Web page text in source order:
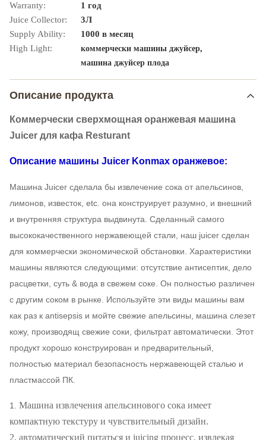
Warranty:
1 год
Juice Collector:
3Л
Supply Ability:
1000 в месяц
High Light:
коммерчески машины джуйсер,
машина джуйсер плода
Описание продукта
Коммерчески сверхмощная оранжевая машина
Juicer для кафа Resturant
Описание машины Juicer Konmax оранжевое:
Машина Juicer сделала бы извлечение сока от апельсинов,
лимонов, известок, etc. она конструирует разумно, и внешний
и внутренняя структура выдвинута. Сделанный самого
высококачественного нержавеющей стали, наш juicer сделан
для коммерчески экономической обстановки. Характеристики
машины являются следующими: отсутствие антисептик, дело
расцветки, суть & вода в свежем соке. Он полностью различен
с другим соком в рынке. Используйте эти виды машины вам
как раз к antisepsis и мойте свежие апельсины, машина слезет
кожу, производящ свежие соки, фильтрат автоматически. Этот
продукт хорошо конструирован и предварительный,
полностью материал безопасность нержавеющей сталью и
пластмассой ПК.
1. Машина извлечения апельсинового сока имеет
компактную текстуру и чувствительный дизайн.
2. автоматический питаться и juicing процесс, извлекая